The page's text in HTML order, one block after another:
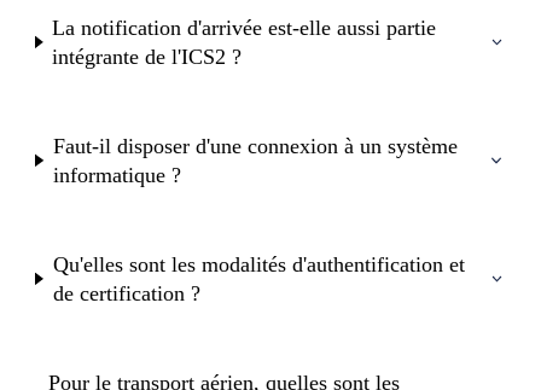
La notification d'arrivée est-elle aussi partie
intégrante de l'ICS2 ?
Faut-il disposer d'une connexion à un système
informatique ?
Qu'elles sont les modalités d'authentification et
de certification ?
Pour le transport aérien, quelles sont les